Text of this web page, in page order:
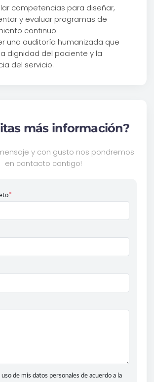
competencias para diseñar,
y evaluar programas de
continuo.
una auditoría humanizada que
dignidad del paciente y la
del servicio.
más información?
y con gusto nos pondremos
en contacto contigo!